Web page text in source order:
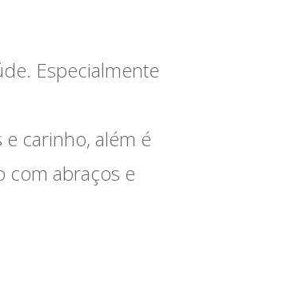
Especialmente
carinho, além é
com abraços e